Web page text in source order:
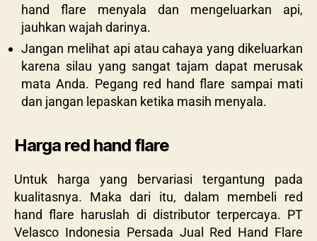
hand flare menyala dan mengeluarkan api,
jauhkan wajah darinya.
Jangan melihat api atau cahaya yang dikeluarkan
karena silau yang sangat tajam dapat merusak
mata Anda. Pegang red hand flare sampai mati
dan jangan lepaskan ketika masih menyala.
Harga red hand flare
Untuk harga yang bervariasi tergantung pada
kualitasnya. Maka dari itu, dalam membeli red
hand flare haruslah di distributor terpercaya. PT
Velasco Indonesia Persada Jual Red Hand Flare